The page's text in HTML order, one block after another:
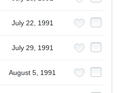
July 22, 1991
July 29, 1991
August 5, 1991